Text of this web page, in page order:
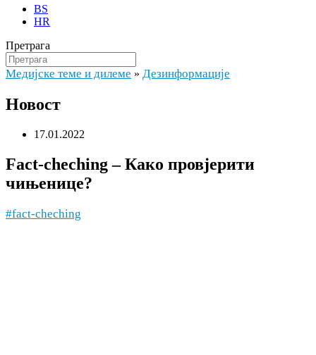
BS
HR
Претрага
Медијске теме и дилеме » Дезинформације
Новост
17.01.2022
Fact-cheching – Како провјерити
чињенице?
#fact-cheching